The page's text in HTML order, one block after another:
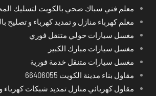
معلم فني سباك صحي بالكويت لتسليك
معلم كهرباء منازل و تمديد كهرباء و تصليح
مغسل سيارات حولي متنقل فوري
مغسل سيارات مبارك الكبير
مغسل سيارات متنقل خدمة فورية
مقاول بناء مدينة الكويت 66406055
مقاول كهربائي منازل تمديد شبكات كهرباء